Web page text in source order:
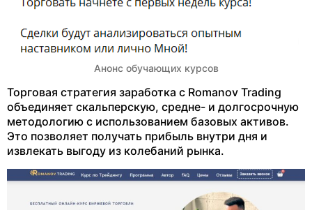
Анонс обучающих курсов
Торговая стратегия заработка с Romanov Trading
объединяет скальперскую, средне- и долгосрочную
методологию с использованием базовых активов.
Это позволяет получать прибыль внутри дня и
извлекать выгоду из колебаний рынка.